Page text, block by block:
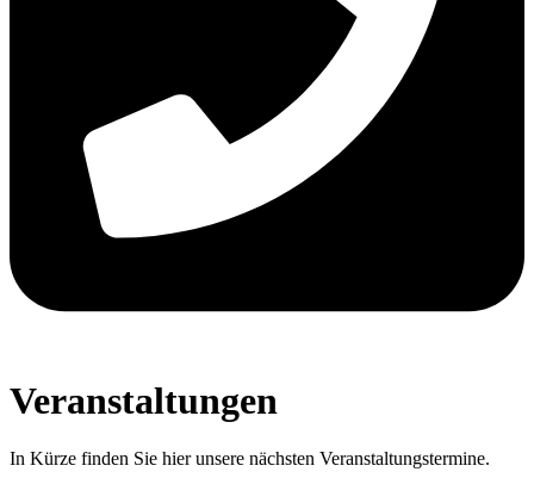
Veranstaltungen
In Kürze finden Sie hier unsere nächsten Veranstaltungstermine.